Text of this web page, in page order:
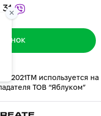
2021ТМ используется на
ТОВ “Яблуком”